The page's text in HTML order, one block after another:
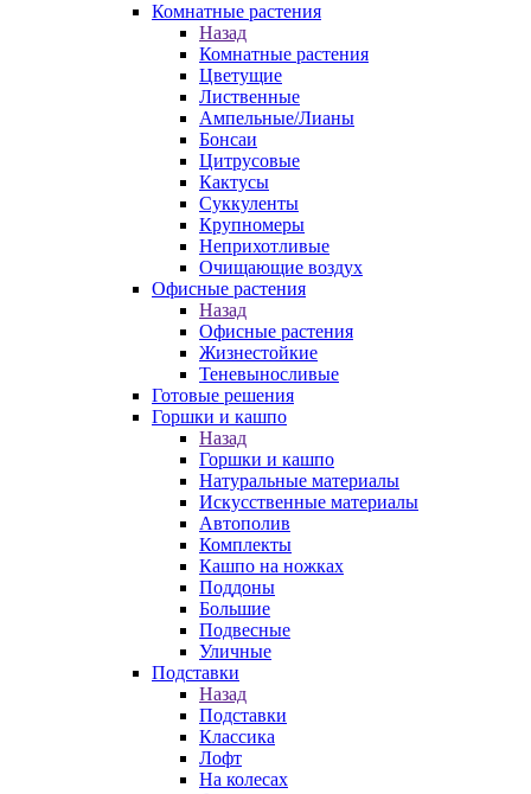
Комнатные растения
Назад
Комнатные растения
Цветущие
Лиственные
Ампельные/Лианы
Бонсаи
Цитрусовые
Кактусы
Суккуленты
Крупномеры
Неприхотливые
Очищающие воздух
Офисные растения
Назад
Офисные растения
Жизнестойкие
Теневыносливые
Готовые решения
Горшки и кашпо
Назад
Горшки и кашпо
Натуральные материалы
Искусственные материалы
Автополив
Комплекты
Кашпо на ножках
Поддоны
Большие
Подвесные
Уличные
Подставки
Назад
Подставки
Классика
Лофт
На колесах